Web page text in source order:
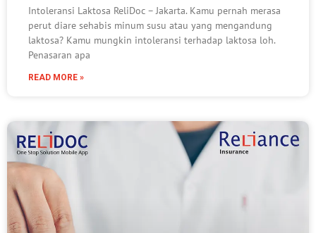
Intoleransi Laktosa ReliDoc – Jakarta. Kamu pernah merasa
perut diare sehabis minum susu atau yang mengandung
laktosa? Kamu mungkin intoleransi terhadap laktosa loh.
Penasaran apa
READ MORE »